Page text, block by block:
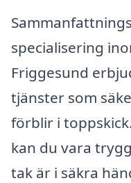
specialisering
Friggesund
tjänster som
förblir i
kan du vara
tak är i säkra